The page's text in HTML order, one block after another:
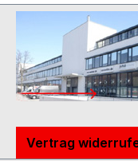
Vertrag